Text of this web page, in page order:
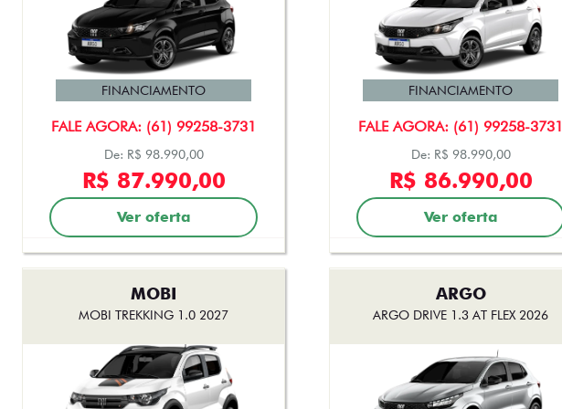
FALE AGORA: (61) 99258-3731
FINANCIAMENTO
De: R$ 98.990,00
R$ 87.990,00
Ver oferta
FALE AGORA: (61) 99258-3731
FINANCIAMENTO
De: R$ 98.990,00
R$ 86.990,00
Ver oferta
MOBI
MOBI TREKKING 1.0 2027
ARGO
ARGO DRIVE 1.3 AT FLEX 2026